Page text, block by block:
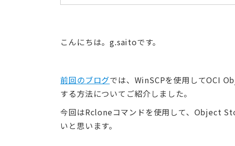
こんにちは。g.saitoです。
前回のブログでは、WinSCPを使用してOCI
する方法についてご紹介しました。
今回はRcloneコマンドを使用して、Object
いと思います。